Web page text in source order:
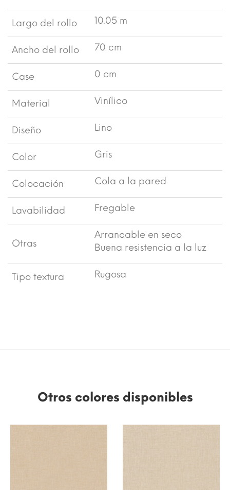
Largo del rollo 10.05 m
Ancho del rollo 70 cm
Case 0 cm
Material Vinílico
Diseño Lino
Color Gris
Colocación Cola a la pared
Lavabilidad Fregable
Otras
Arrancable en seco
Buena resistencia a la luz
Tipo textura Rugosa
Otros colores disponibles